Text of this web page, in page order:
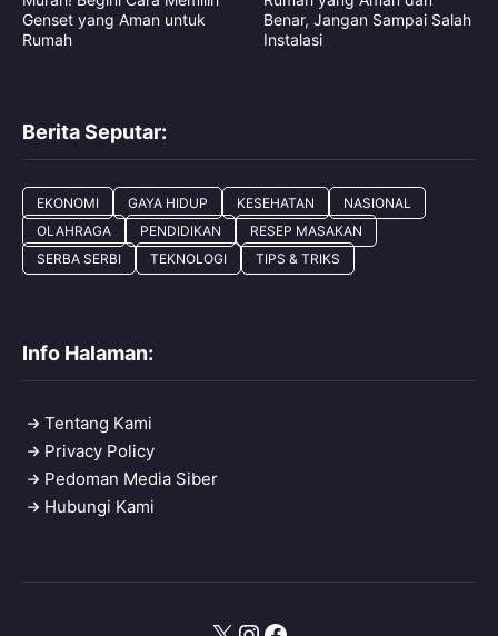
Genset yang Aman untuk
Rumah
Benar, Jangan Sampai Salah
Instalasi
Berita Seputar:
EKONOMI GAYA HIDUP KESEHATAN
NASIONAL
OLAHRAGA
PENDIDIKAN
RESEP MASAKAN
SERBA SERBI
TEKNOLOGI TIPS & TRIKS
Info Halaman:
Tentang Kami
Privacy Policy
Pedoman Media Siber
Hubungi Kami